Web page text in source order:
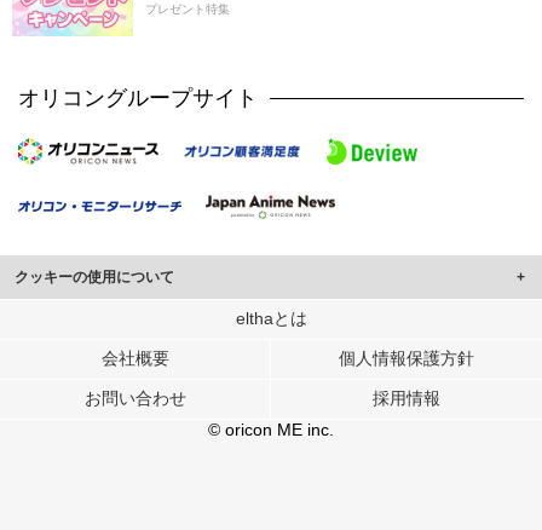
プレゼント特集
オリコングループサイト
クッキーの使用について
このサイトでは Cookie を使用して、ユーザーに合わせたコンテンツや広告の
行っています。
メディアや広告配信、データ解析の各パートナーに提供しています。
ユーザーが各パートナーのサービスを使用したときに収集した他の情報を組み
elthaとは
会社概要 個人情報保護方針
お問い合わせ
採用情報
© oricon ME inc.